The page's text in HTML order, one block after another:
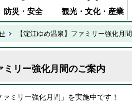
防災・安全 観光・文化・産業
【淀江ゆめ温泉】ファミリー強化月
ミリー強化月間のご案内
ミリー強化月間」を実施中です！